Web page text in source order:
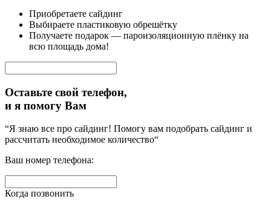
Приобретаете сайдинг
Выбираете пластиковую обрешётку
Получаете подарок — пароизоляционную плёнку на
всю площадь дома!
Оставьте свой телефон,
и я помогу Вам
“Я знаю все про сайдинг! Помогу вам подобрать сайдинг и
рассчитать необходимое количество“
Ваш номер телефона:
Когда позвонить